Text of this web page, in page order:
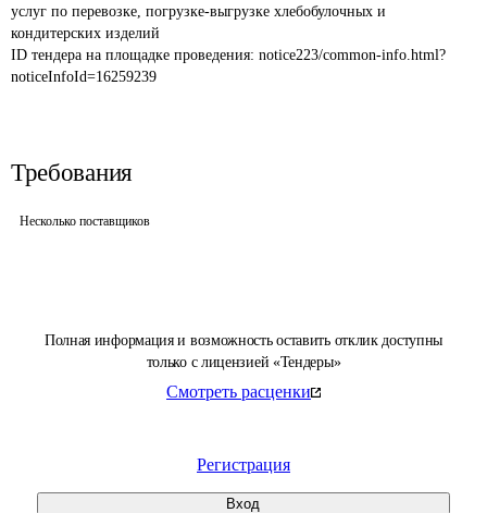
Полная информация и возможность оставить отклик доступны
только с лицензией «Тендеры»
Смотреть расценки
Регистрация
Вход
услуг по перевозке, погрузке-выгрузке хлебобулочных и
кондитерских изделий
ID тендера на площадке проведения: notice223/common-info.html?
noticeInfoId=16259239
Требования
Несколько поставщиков